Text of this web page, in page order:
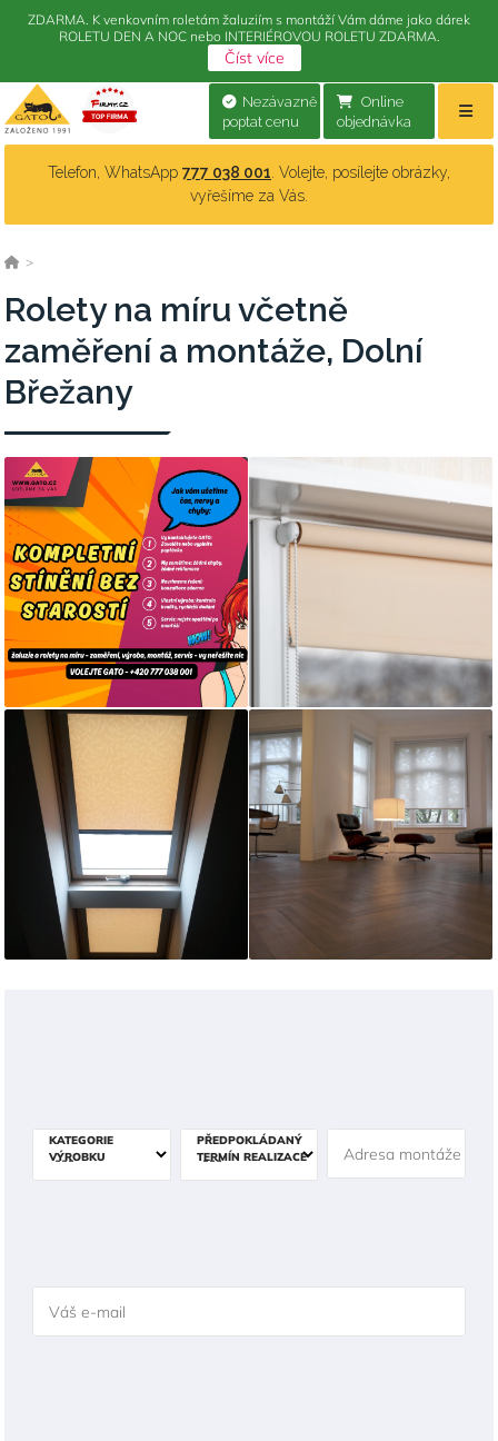
Online
objednávka
Nezávazně
poptat cenu
Telefon, WhatsApp 777 038 001 . Volejte, posílejte obrázky,
vyřešíme za Vás.
>
Rolety na míru včetně
zaměření a montáže, Dolní
Břežany
KATEGORIE
VÝROBKU
PŘEDPOKLÁDANÝ
TERMÍN REALIZACE
Adresa montáže
Váš e-mail
ZDARMA. K venkovním roletám žaluziím s montáží Vám dáme jako dárek
ROLETU DEN A NOC nebo INTERIÉROVOU ROLETU ZDARMA.
Číst více